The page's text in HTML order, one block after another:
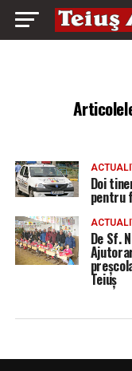
Doi
pentru
De Sf.
Teiuş